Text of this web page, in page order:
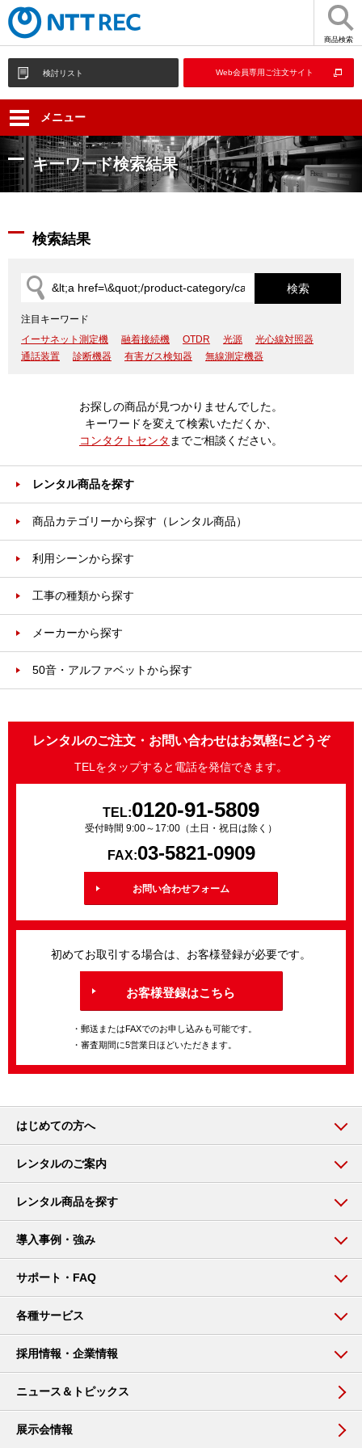
商品検索
検討リスト Web会員専用ご注文サイト
メニュー
キーワード検索結果
検索結果
注目キーワード
イーサネット測定機
融着接続機 OTDR 光源
光心線対照器
通話装置
診断機器 有害ガス検知器 無線測定機器
お探しの商品が見つかりませんでした。
キーワードを変えて検索いただくか、
コンタクトセンタ までご相談ください。
レンタル商品を探す
商品カテゴリーから探す（レンタル商品）
利用シーンから探す
工事の種類から探す
メーカーから探す
50音・アルファベットから探す
レンタルのご注文・お問い合わせはお気軽にどうぞ
TELをタップすると電話を発信できます。
TEL:0120-91-5809
受付時間 9:00～17:00（土日・祝日は除く）
FAX:03-5821-0909
お問い合わせフォーム
初めてお取引する場合は、お客様登録が必要です。
お客様登録はこちら
・郵送またはFAXでのお申し込みも可能です。
・審査期間に5営業日ほどいただきます。
はじめての方へ
レンタルのご案内
レンタル商品を探す
導入事例・強み
サポート・FAQ
各種サービス
採用情報・企業情報
ニュース＆トピックス
展示会情報